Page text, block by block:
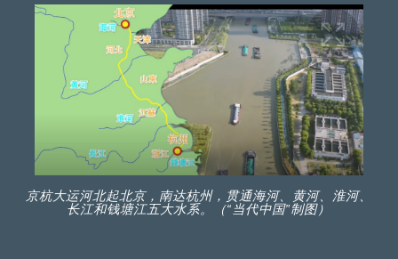
京杭大运河北起北京，南达杭州，贯通海河、黄河、淮河、
长江和钱塘江五大水系。（“当代中国”制图）